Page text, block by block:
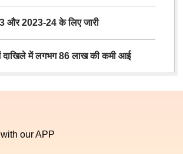
और 2023-24 के लिए जारी
में लगभग 86 लाख की कमी आई
our APP